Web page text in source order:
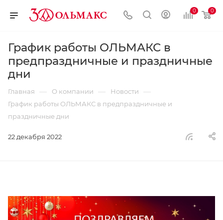
0 0
График работы ОЛЬМАКС в
предпраздничные и праздничные
дни
Главная — О компании — Новости —
График работы ОЛЬМАКС в предпраздничные и
праздничные дни
22 декабря 2022